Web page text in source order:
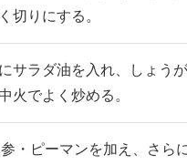
切りにする。
サラダ油を入れ、しょう
火でよく炒める。
・ピーマンを加え、さら